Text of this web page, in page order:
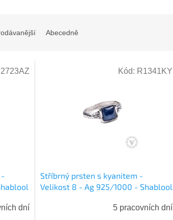
Abecedně
dní
Stříbrný prsten s kyanitem -
Velikost 8 - Ag 925/1000 - Shablool
5 pracovních dní
Kód: R1341KY